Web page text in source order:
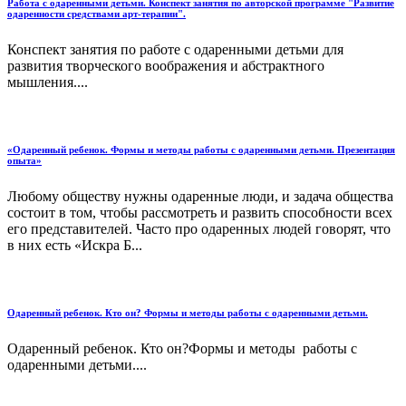
Работа с одаренными детьми. Конспект занятия по авторской программе "Развитие
одаренности средствами арт-терапии".
Конспект занятия по работе с одаренными детьми для
развития творческого воображения и абстрактного
мышления....
«Одаренный ребенок. Формы и методы работы с одаренными детьми. Презентация
опыта»
Любому обществу нужны одаренные люди, и задача общества
состоит в том, чтобы рассмотреть и развить способности всех
его представителей. Часто про одаренных людей говорят, что
в них есть «Искра Б...
Одаренный ребенок. Кто он? Формы и методы работы с одаренными детьми.
Одаренный ребенок. Кто он?Формы и методы работы с
одаренными детьми....